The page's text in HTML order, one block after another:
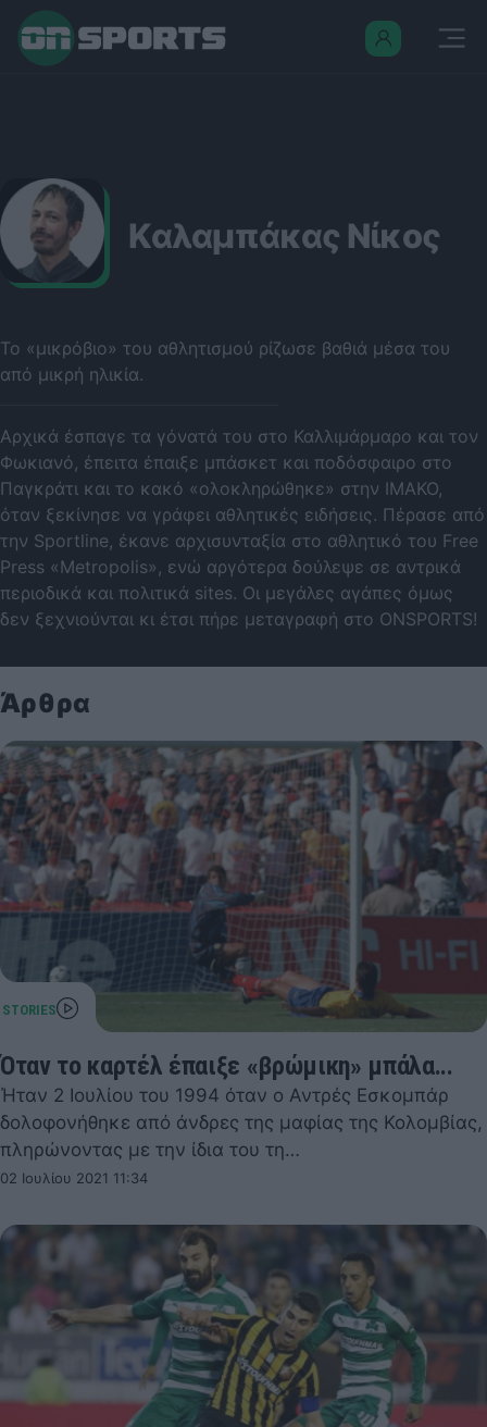
Καλαμπάκας Νίκος
Το «μικρόβιο» του αθλητισμού ρίζωσε βαθιά μέσα του
από μικρή ηλικία.
Αρχικά έσπαγε τα γόνατά του στο Καλλιμάρμαρο και τον
Φωκιανό, έπειτα έπαιξε μπάσκετ και ποδόσφαιρο στο
Παγκράτι και το κακό «ολοκληρώθηκε» στην ΙΜΑΚΟ,
όταν ξεκίνησε να γράφει αθλητικές ειδήσεις. Πέρασε από
την Sportline, έκανε αρχισυνταξία στο αθλητικό του Free
Press «Metropolis», ενώ αργότερα δούλεψε σε αντρικά
περιοδικά και πολιτικά sites. Οι μεγάλες αγάπες όμως
δεν ξεχνιούνται κι έτσι πήρε μεταγραφή στο ONSPORTS!
Άρθρα
Όταν το καρτέλ έπαιξε «βρώμικη» μπάλα...
Ήταν 2 Ιουλίου του 1994 όταν ο Αντρές Εσκομπάρ
δολοφονήθηκε από άνδρες της μαφίας της Κολομβίας,
πληρώνοντας με την ίδια του τη…
02 Ιουλίου 2021 11:34